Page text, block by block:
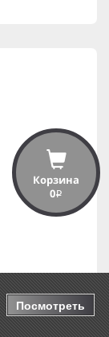
Корзина
0i
Посмотреть